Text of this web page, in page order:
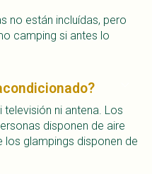
no están incluídas, pero
camping si antes lo
televisión ni antena. Los
disponen de aire
glampings disponen de